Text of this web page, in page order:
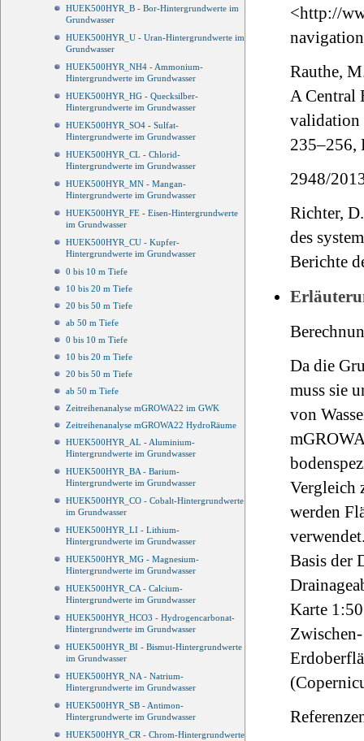
HUEK500HYR_B - Bor-Hintergrundwerte im
Grundwasser
HUEK500HYR_U - Uran-Hintergrundwerte im
Grundwasser
HUEK500HYR_NH4 - Ammonium-
Hintergrundwerte im Grundwasser
HUEK500HYR_HG - Quecksilber-
Hintergrundwerte im Grundwasser
HUEK500HYR_SO4 - Sulfat-
Hintergrundwerte im Grundwasser
HUEK500HYR_CL - Chlorid-
Hintergrundwerte im Grundwasser
HUEK500HYR_MN - Mangan-
Hintergrundwerte im Grundwasser
HUEK500HYR_FE - Eisen-Hintergrundwerte
im Grundwasser
HUEK500HYR_CU - Kupfer-
Hintergrundwerte im Grundwasser
0 bis 10 m Tiefe
10 bis 20 m Tiefe
20 bis 50 m Tiefe
ab 50 m Tiefe
0 bis 10 m Tiefe
10 bis 20 m Tiefe
20 bis 50 m Tiefe
ab 50 m Tiefe
Zeitreihenanalyse mGROWA22 im GWK
Zeitreihenanalyse mGROWA22 HydroRäume
HUEK500HYR_AL - Aluminium-
Hintergrundwerte im Grundwasser
HUEK500HYR_BA - Barium-
Hintergrundwerte im Grundwasser
HUEK500HYR_CO - Cobalt-Hintergrundwerte
im Grundwasser
HUEK500HYR_LI - Lithium-
Hintergrundwerte im Grundwasser
HUEK500HYR_MG - Magnesium-
Hintergrundwerte im Grundwasser
HUEK500HYR_CA - Calcium-
Hintergrundwerte im Grundwasser
HUEK500HYR_HCO3 - Hydrogencarbonat-
Hintergrundwerte im Grundwasser
HUEK500HYR_BI - Bismut-Hintergrundwerte
im Grundwasser
HUEK500HYR_NA - Natrium-
Hintergrundwerte im Grundwasser
HUEK500HYR_SB - Antimon-
Hintergrundwerte im Grundwasser
HUEK500HYR_CR - Chrom-Hintergrundwerte
<http://
Rauthe,
A Central
validation
235–256,
2948/
Richter,
des
Berichte
Da die
muss sie
von
Vergleich
werden
Basis der
Karte